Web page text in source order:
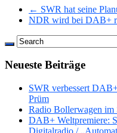
← SWR hat seine
NDR wird bei DAB+
Neueste Beiträge
SWR verbessert
Prüm
Radio Bollerwagen im
DAB+ Weltpremiere:
Digitalradio /